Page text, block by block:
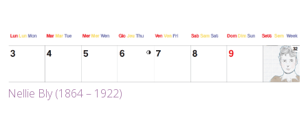
Nellie Bly (1864 – 1922)